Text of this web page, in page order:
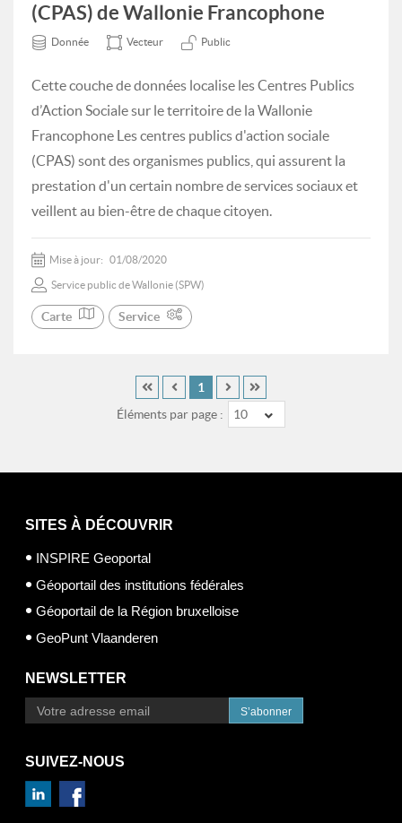
(CPAS) de Wallonie Francophone
Donnée Vecteur Public
Cette couche de données localise les Centres Publics
d’Action Sociale sur le territoire de la Wallonie
Francophone Les centres publics d'action sociale
(CPAS) sont des organismes publics, qui assurent la
prestation d'un certain nombre de services sociaux et
veillent au bien-être de chaque citoyen.
Mise à jour: 01/08/2020
Service public de Wallonie (SPW)
Carte Service
Éléments par page : 10
1
SITES À DÉCOUVRIR
INSPIRE Geoportal
Géoportail des institutions fédérales
Géoportail de la Région bruxelloise
GeoPunt Vlaanderen
NEWSLETTER
S’abonner
SUIVEZ-NOUS